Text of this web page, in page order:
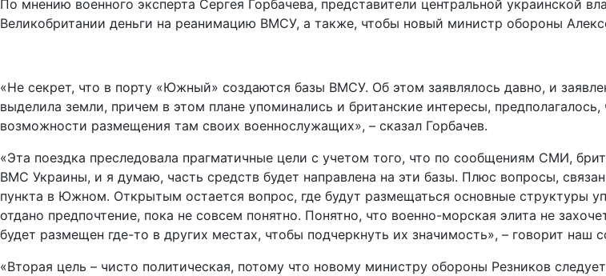
По мнению военного эксперта Сергея Горбачева, представители центральной украинской
Великобритании деньги на реанимацию ВМСУ, а также, чтобы новый министр обороны
«Не секрет, что в порту «Южный» создаются базы ВМСУ. Об этом заявлялось давно, и
выделила земли, причем в этом плане упоминались и британские интересы,
возможности размещения там своих военнослужащих», – сказал Горбачев.
«Эта поездка преследовала прагматичные цели с учетом того, что по сообщениям СМИ,
ВМС Украины, и я думаю, часть средств будет направлена на эти базы. Плюс вопросы,
пункта в Южном. Открытым остается вопрос, где будут размещаться основные структуры
отдано предпочтение, пока не совсем понятно. Понятно, что военно-морская элита не
будет размещен где-то в других местах, чтобы подчеркнуть их значимость», – говорит наш
«Вторая цель – чисто политическая, потому что новому министру обороны Резников